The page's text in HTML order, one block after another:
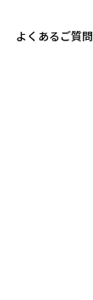
よくあるご質問